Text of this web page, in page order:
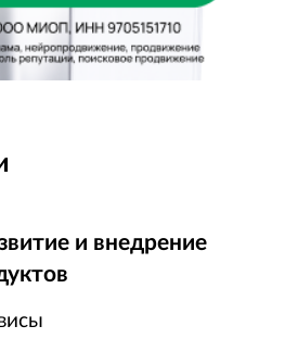
и внедрение